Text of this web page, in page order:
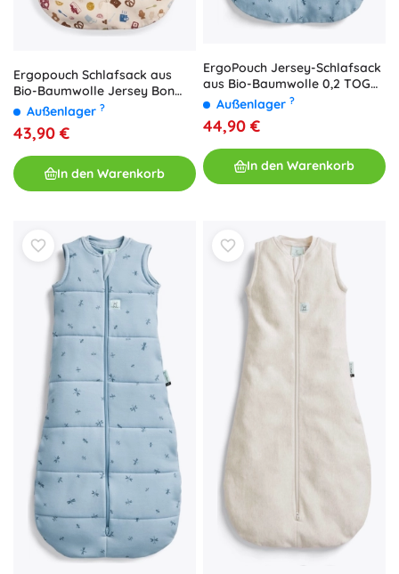
Ergopouch Schlafsack aus
Bio-Baumwolle Jersey Bon
Appetit 0,2 TOG (3–12 Monate)
Außenlager ?
43,90 €
In den Warenkorb
ErgoPouch Jersey-Schlafsack
aus Bio-Baumwolle 0,2 TOG
für Babys 8–24 Monate
Außenlager ?
44,90 €
In den Warenkorb